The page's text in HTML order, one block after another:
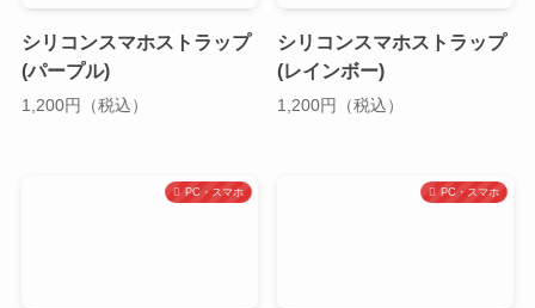
シリコンスマホストラップ
(パープル)
1,200円（税込）
シリコンスマホストラップ
(レインボー)
1,200円（税込）
PC・スマホ PC・スマホ